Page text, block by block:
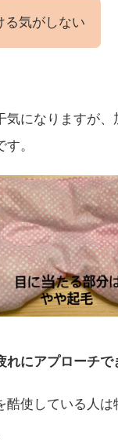
る気がしない
になりますが
。
れにアプローチで
使している人